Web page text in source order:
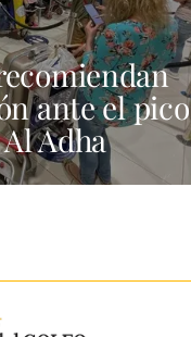
ante el pico
Adha